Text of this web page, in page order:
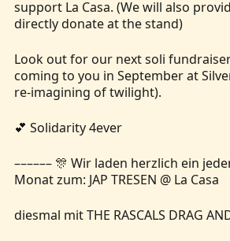
support La Casa. (We will also
directly donate at the stand)
Look out for our next soli
coming to you in September at
re-imagining of twilight).
💕 Solidarity 4ever
–––––– 🎊 Wir laden herzlich ein
Monat zum: JAP TRESEN @ La Casa
diesmal mit THE RASCALS DRAG